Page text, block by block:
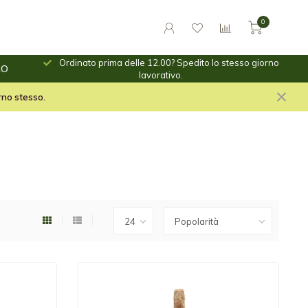
0
per il fuoco e stuf per
Ordinato prima delle 12.00? Spedito lo stesso giorno
lavorativo.
stesso.